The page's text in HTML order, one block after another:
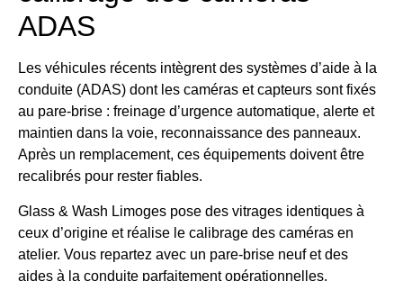
ADAS
Les véhicules récents intègrent des systèmes d’aide à la
conduite (ADAS) dont les caméras et capteurs sont fixés
au pare-brise : freinage d’urgence automatique, alerte et
maintien dans la voie, reconnaissance des panneaux.
Après un remplacement, ces équipements doivent être
recalibrés pour rester fiables.
Glass & Wash Limoges pose des vitrages identiques à
ceux d’origine et réalise le calibrage des caméras en
atelier. Vous repartez avec un pare-brise neuf et des
aides à la conduite parfaitement opérationnelles.